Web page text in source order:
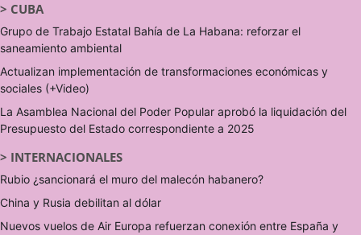
> CUBA
Grupo de Trabajo Estatal Bahía de La Habana: reforzar el
saneamiento ambiental
Actualizan implementación de transformaciones económicas y
sociales (+Video)
La Asamblea Nacional del Poder Popular aprobó la liquidación del
Presupuesto del Estado correspondiente a 2025
> INTERNACIONALES
Rubio ¿sancionará el muro del malecón habanero?
China y Rusia debilitan al dólar
Nuevos vuelos de Air Europa refuerzan conexión entre España y